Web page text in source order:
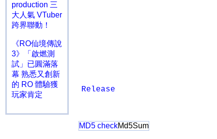
production 三
大人氣 VTuber
跨界聯動！
《RO仙境傳說
3》「啟燃測
試」已圓滿落
幕 熟悉又創新
的 RO 體驗獲
玩家肯定
Release
MD5 checkMd5Sum